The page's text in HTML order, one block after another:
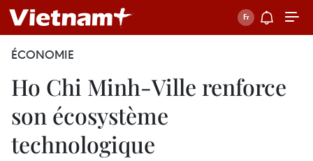
ÉCONOMIE
Ho Chi Minh-Ville renforce
son écosystème
technologique